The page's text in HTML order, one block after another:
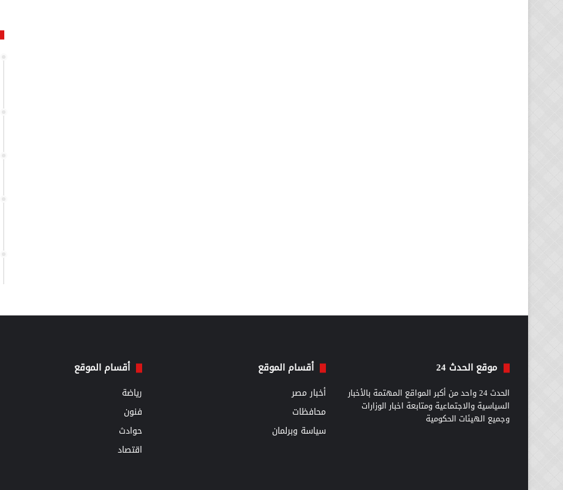
موقع الحدث 24
الحدث 24 واحد من أكبر المواقع المهتمة بالأخبار
السياسية والاجتماعية ومتابعة اخبار الوزارات
وجميع الهيئات الحكومية
أقسام الموقع
أخبار مصر
محافظات
سياسة وبرلمان
أقسام الموقع
رياضة
فنون
حوادث
اقتصاد